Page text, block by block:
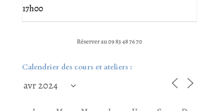
17h00
Réserver au 09 83 48 76 70
Calendrier des cours et ateliers :